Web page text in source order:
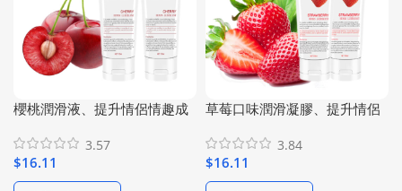
櫻桃潤滑液、提升情侶情趣成
性潤滑啫咖哩、櫻桃植物配
方、水果味潤滑凝膠（1瓶
100ml/2瓶套裝）
3.57
$16.11
草莓口味潤滑凝膠、提升情侶
油、可舔式潤滑劑、草莓植物
配方、PH平衡潤滑啫咖哩（1
瓶100ml/2瓶套裝）
3.84
$16.11